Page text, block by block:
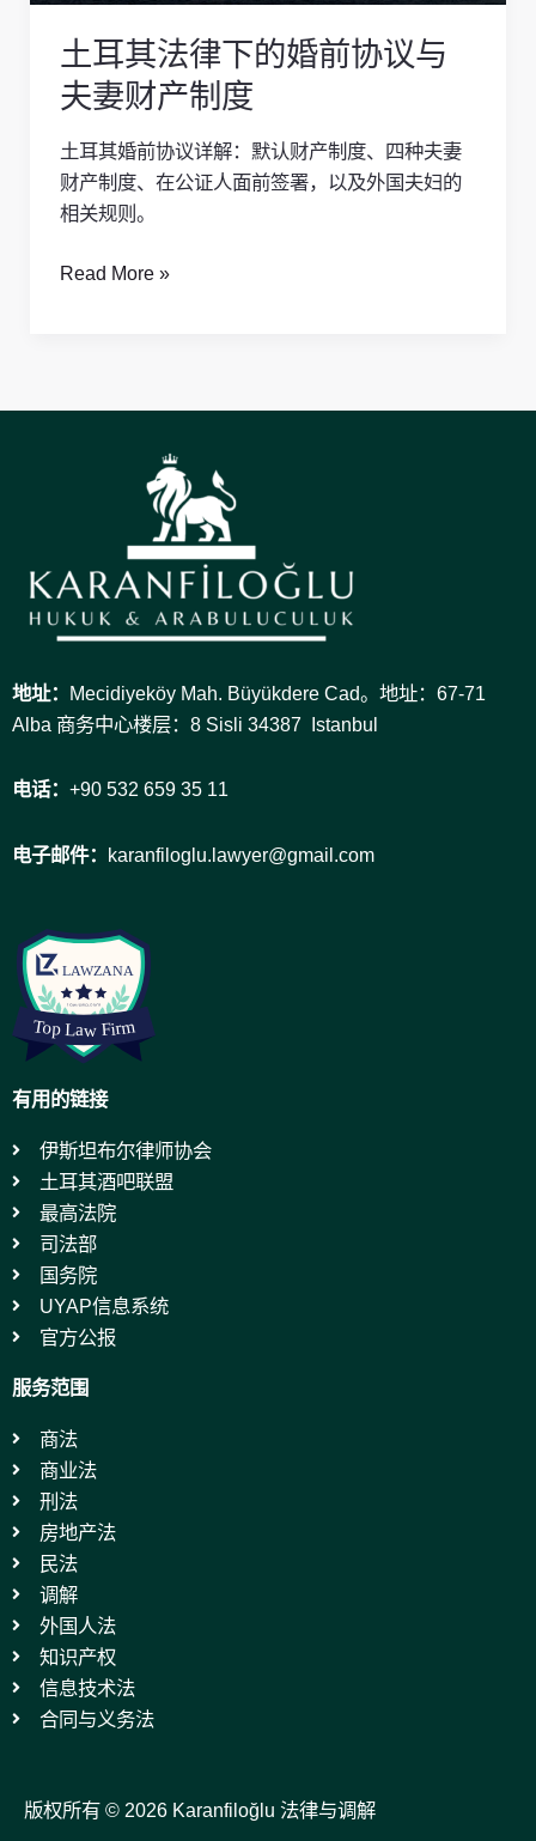
土耳其法律下的婚前协议与
夫妻财产制度
土耳其婚前协议详解：默认财产制度、四种夫妻
财产制度、在公证人面前签署，以及外国夫妇的
相关规则。
协
议
与
夫
妻
财
制
Read More »
地址： Mecidiyeköy Mah. Büyükdere Cad。地址：67-71
Alba 商务中心楼层：8 Sisli 34387 Istanbul
电话： +90 532 659 35 11
电子邮件： karanfiloglu.lawyer@gmail.com
有用的链接
伊斯坦布尔律师协会
土耳其酒吧联盟
最高法院
司法部
国务院
UYAP信息系统
官方公报
服务范围
商法
商业法
刑法
房地产法
民法
调解
外国人法
知识产权
信息技术法
合同与义务法
版权所有 © 2026 Karanfiloğlu 法律与调解